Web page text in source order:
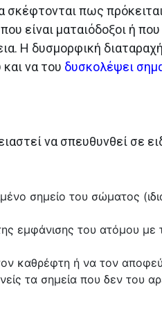
σκέφτονται πως
είναι ματαιόδοξοι ή που
Η δυσμορφική
να του δυσκολέψει
να σπευθυνθεί σε
σημείο του σώματος
εμφάνισης του ατόμου με
καθρέφτη ή να τον
τα σημεία που δεν του